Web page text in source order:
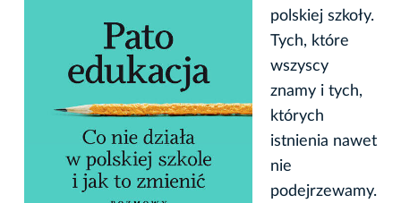
polskiej szkoły.
Tych, które
wszyscy
znamy i tych,
których
istnienia nawet
nie
podejrzewamy.